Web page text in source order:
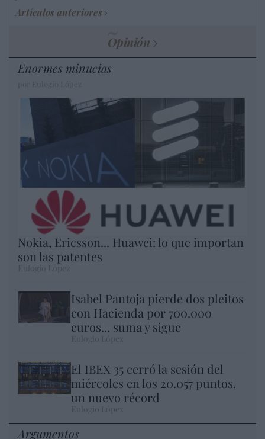
Artículos anteriores
Opinión
Enormes minucias
Nokia, Ericsson... Huawei: lo que importan
son las patentes
Isabel Pantoja pierde dos pleitos
con Hacienda por 700.000
euros... suma y sigue
El IBEX 35 cerró la sesión del
miércoles en los 20.057 puntos,
un nuevo récord
Argumentos